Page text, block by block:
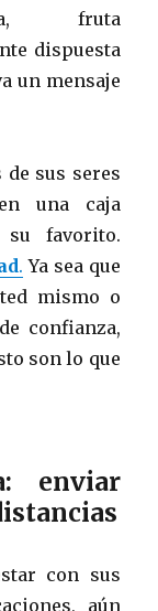
fruta
dispuesta
un mensaje
sus seres
una caja
su favorito.
. Ya sea que
mismo o
confianza,
son lo que
enviar
con sus
aún